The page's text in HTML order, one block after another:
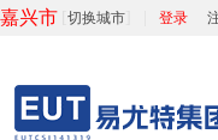
嘉兴市 切换城市 登录